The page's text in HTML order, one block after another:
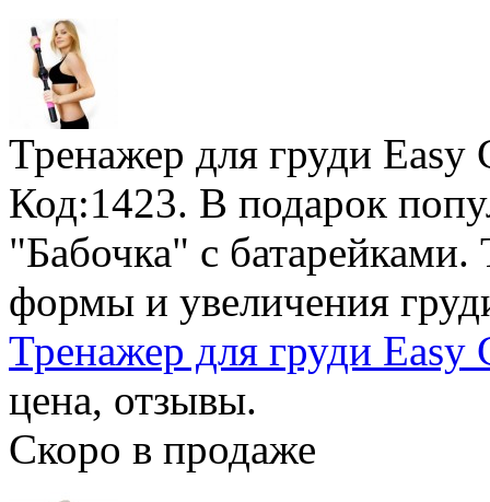
Тренажер для груди Easy
Код:1423. В подарок
"Бабочка" с батарейками.
формы и увеличения
Тренажер для груди
цена, отзывы.
Скоро в продаже